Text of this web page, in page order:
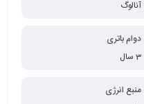
آنالوگ
دوام باتری
3 سال
منبع انرژی